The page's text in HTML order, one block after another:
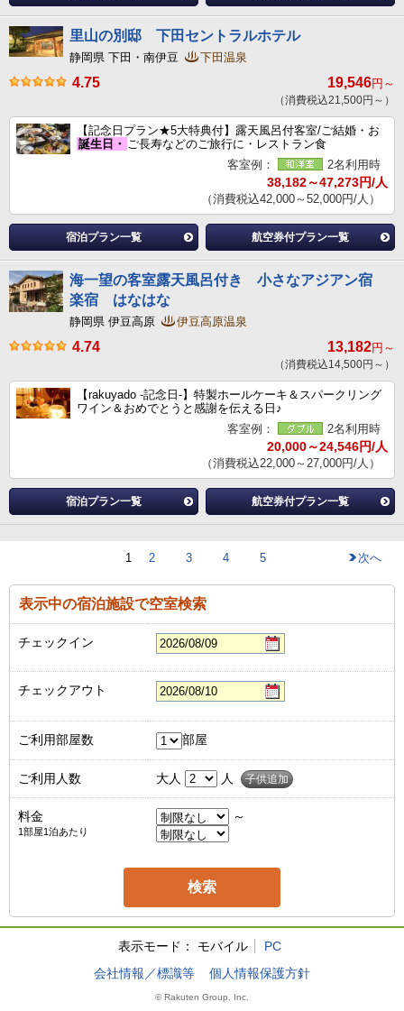
里山の別邸 下田セントラルホテル
静岡県 下田・南伊豆 下田温泉
4.75 19,546円～
（消費税込21,500円～）
【記念日プラン★5大特典付】露天風呂付客室/ご結婚・お
誕生日・ ご長寿などのご旅行に・レストラン食
客室例：
2名利用時
38,182～47,273円/人
（消費税込42,000～52,000円/人）
宿泊プラン一覧 航空券付プラン一覧
海一望の客室露天風呂付き 小さなアジアン宿
楽宿 はなはな
静岡県 伊豆高原 伊豆高原温泉
4.74 13,182円～
（消費税込14,500円～）
【rakuyado -記念日-】特製ホールケーキ＆スパークリング
ワイン＆おめでとうと感謝を伝える日♪
客室例：
2名利用時
20,000～24,546円/人
（消費税込22,000～27,000円/人）
宿泊プラン一覧 航空券付プラン一覧
1 2 3 4 5 次へ
表示中の宿泊施設で空室検索
チェックイン
チェックアウト
ご利用部屋数 部屋
ご利用人数 大人 人 子供追加
料金
1部屋1泊あたり
～
表示モード： モバイル
PC
会社情報／標識等
個人情報保護方針
© Rakuten Group, Inc.